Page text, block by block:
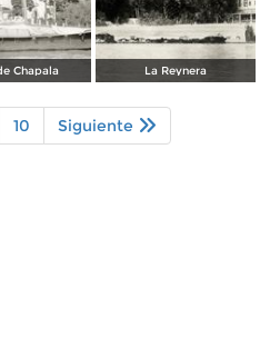
Chapala La Reynera
10 Siguiente